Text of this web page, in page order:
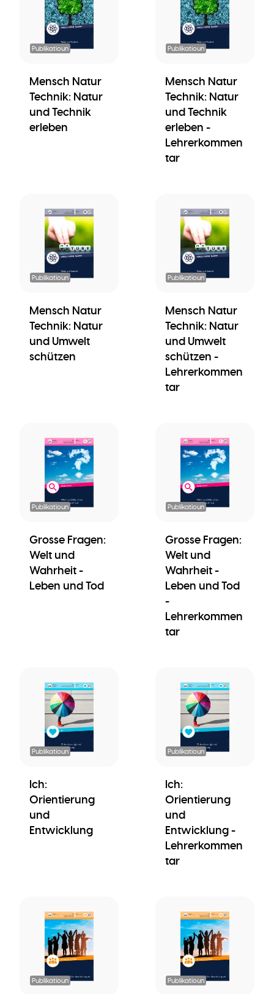
Publikatioun
Mensch Natur
Technik: Natur
und Technik
erleben
Publikatioun
Mensch Natur
Technik: Natur
und Technik
erleben -
Lehrerkommen
tar
Publikatioun
Mensch Natur
Technik: Natur
und Umwelt
schützen
Publikatioun
Mensch Natur
Technik: Natur
und Umwelt
schützen -
Lehrerkommen
tar
Publikatioun
Grosse Fragen:
Welt und
Wahrheit -
Leben und Tod
Publikatioun
Grosse Fragen:
Welt und
Wahrheit -
Leben und Tod
-
Lehrerkommen
tar
Publikatioun
Ich:
Orientierung
und
Entwicklung
Publikatioun
Ich:
Orientierung
und
Entwicklung -
Lehrerkommen
tar
Publikatioun Publikatioun